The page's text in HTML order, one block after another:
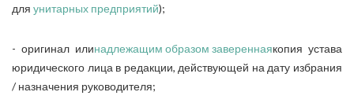
для унитарных предприятий);
- оригинал илинадлежащим образом завереннаякопия устава
юридического лица в редакции, действующей на дату избрания
/ назначения руководителя;